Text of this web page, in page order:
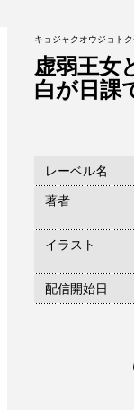
キョジャクオウジョト
虚弱王女
白が日課
レーベル名
著者
イラスト
配信開始日